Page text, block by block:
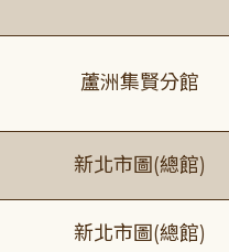
蘆洲集賢分館
新北市圖(總館)
新北市圖(總館)